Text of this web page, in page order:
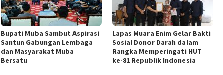
Bupati Muba Sambut Aspirasi
Santun Gabungan Lembaga
dan Masyarakat Muba
Bersatu
Lapas Muara Enim Gelar Bakti
Sosial Donor Darah dalam
Rangka Memperingati HUT
ke-81 Republik Indonesia